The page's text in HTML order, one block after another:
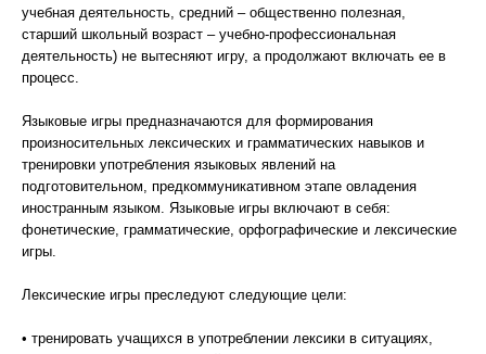
учебная деятельность, средний – общественно полезная,
старший школьный возраст – учебно-профессиональная
деятельность) не вытесняют игру, а продолжают включать ее в
процесс.
Языковые игры предназначаются для формирования
произносительных лексических и грамматических навыков и
тренировки употребления языковых явлений на
подготовительном, предкоммуникативном этапе овладения
иностранным языком. Языковые игры включают в себя:
фонетические, грамматические, орфографические и лексические
игры.
Лексические игры преследуют следующие цели:
• тренировать учащихся в употреблении лексики в ситуациях,